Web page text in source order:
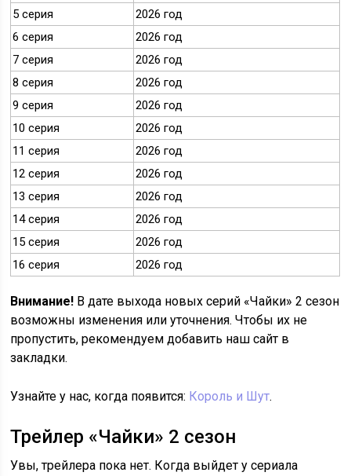
5 серия
2026 год
6 серия
2026 год
7 серия
2026 год
8 серия
2026 год
9 серия
2026 год
10 серия
2026 год
11 серия
2026 год
12 серия
2026 год
13 серия
2026 год
14 серия
2026 год
15 серия
2026 год
16 серия
2026 год
Внимание! В дате выхода новых серий «Чайки» 2 сезон
возможны изменения или уточнения. Чтобы их не
пропустить, рекомендуем добавить наш сайт в
закладки.
Узнайте у нас, когда появится: Король и Шут.
Трейлер «Чайки» 2 сезон
Увы, трейлера пока нет. Когда выйдет у сериала